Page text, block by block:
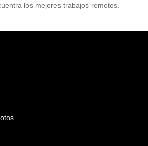
los mejores trabajos remotos.